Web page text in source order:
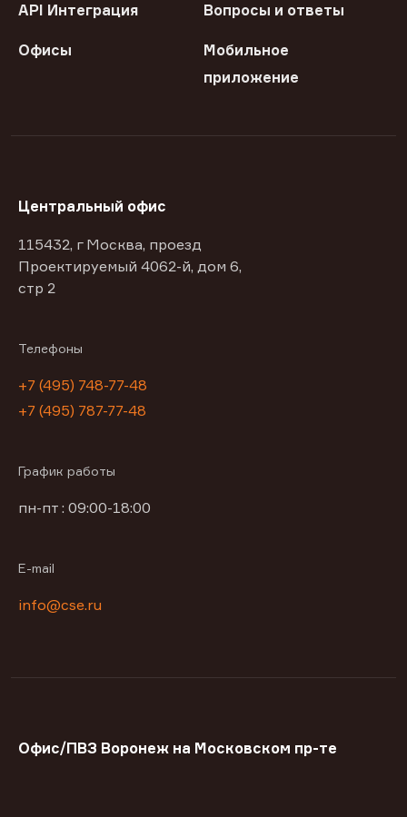
API Интеграция Вопросы и ответы
Офисы
Мобильное
приложение
Центральный офис
115432, г Москва, проезд
Проектируемый 4062-й, дом 6,
стр 2
Телефоны
+7 (495) 748-77-48
+7 (495) 787-77-48
График работы
пн-пт : 09:00-18:00
E-mail
info@cse.ru
Офис/ПВЗ Воронеж на Московском пр-те